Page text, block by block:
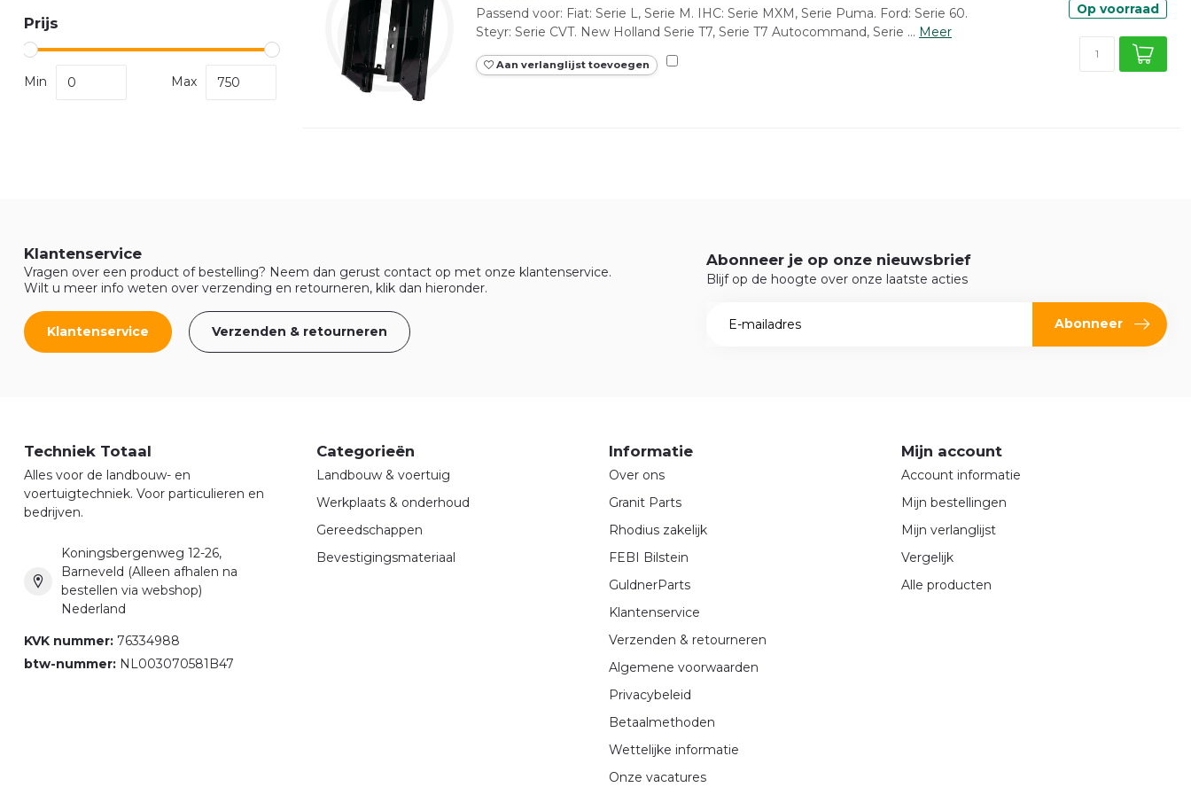
Prijs
Min Max
Passend voor: Fiat: Serie L, Serie M. IHC: Serie MXM, Serie Puma. Ford: Serie 60.
Steyr: Serie CVT. New Holland Serie T7, Serie T7 Autocommand, Serie ... Meer
Aan verlanglijst toevoegen
Op voorraad
Klantenservice
Vragen over een product of bestelling? Neem dan gerust contact op met onze klantenservice.
Wilt u meer info weten over verzending en retourneren, klik dan hieronder.
Klantenservice Verzenden & retourneren
Abonneer je op onze nieuwsbrief
Blijf op de hoogte over onze laatste acties
Abonneer
Techniek Totaal
Alles voor de landbouw- en
voertuigtechniek. Voor particulieren en
bedrijven.
Koningsbergenweg 12-26,
Barneveld (Alleen afhalen na
bestellen via webshop)
Nederland
KVK nummer: 76334988
btw-nummer: NL003070581B47
Categorieën
Landbouw & voertuig
Werkplaats & onderhoud
Gereedschappen
Bevestigingsmateriaal
Informatie
Over ons
Granit Parts
Rhodius zakelijk
FEBI Bilstein
GuldnerParts
Klantenservice
Verzenden & retourneren
Algemene voorwaarden
Privacybeleid
Betaalmethoden
Wettelijke informatie
Onze vacatures
Mijn account
Account informatie
Mijn bestellingen
Mijn verlanglijst
Vergelijk
Alle producten